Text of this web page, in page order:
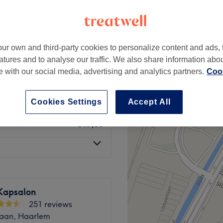
€22,50
€17,50
251 reviews
Haarlem
own and third-party cookies to personalize content and ads,
and to analyse our traffic. We also share information
with our social media, advertising and analytics partners.
Accept All
Cookies Settings